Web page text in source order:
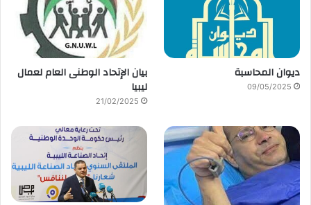
ديوان المحاسبة
09/05/2025
بيان الإتحاد الوطنى العام لعمال
ليبيا
21/02/2025